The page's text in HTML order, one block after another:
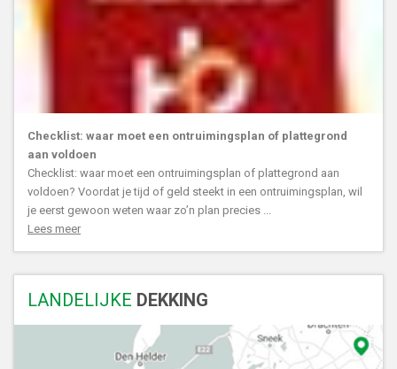
Checklist: waar moet een ontruimingsplan of plattegrond
aan voldoen
Checklist: waar moet een ontruimingsplan of plattegrond aan
voldoen? Voordat je tijd of geld steekt in een ontruimingsplan, wil
je eerst gewoon weten waar zo’n plan precies ...
Lees meer
LANDELIJKE DEKKING